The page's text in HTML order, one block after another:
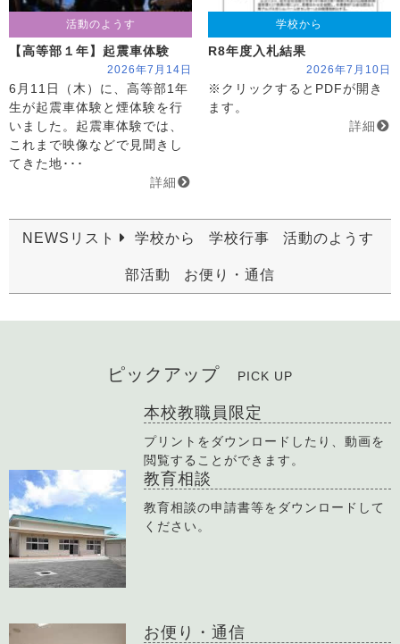
活動のようす
【高等部１年】起震車体験
2026年7月14日
6月11日（木）に、高等部1年
生が起震車体験と煙体験を行
いました。起震車体験では、
これまで映像などで見聞きし
てきた地･･･
詳細
学校から
R8年度入札結果
2026年7月10日
※クリックするとPDFが開き
ます。
詳細
NEWSリスト 学校から 学校行事 活動のようす
部活動 お便り・通信
ピックアップ PICK UP
本校教職員限定
プリントをダウンロードしたり、動画を
閲覧することができます。
教育相談
教育相談の申請書等をダウンロードして
ください。
お便り・通信